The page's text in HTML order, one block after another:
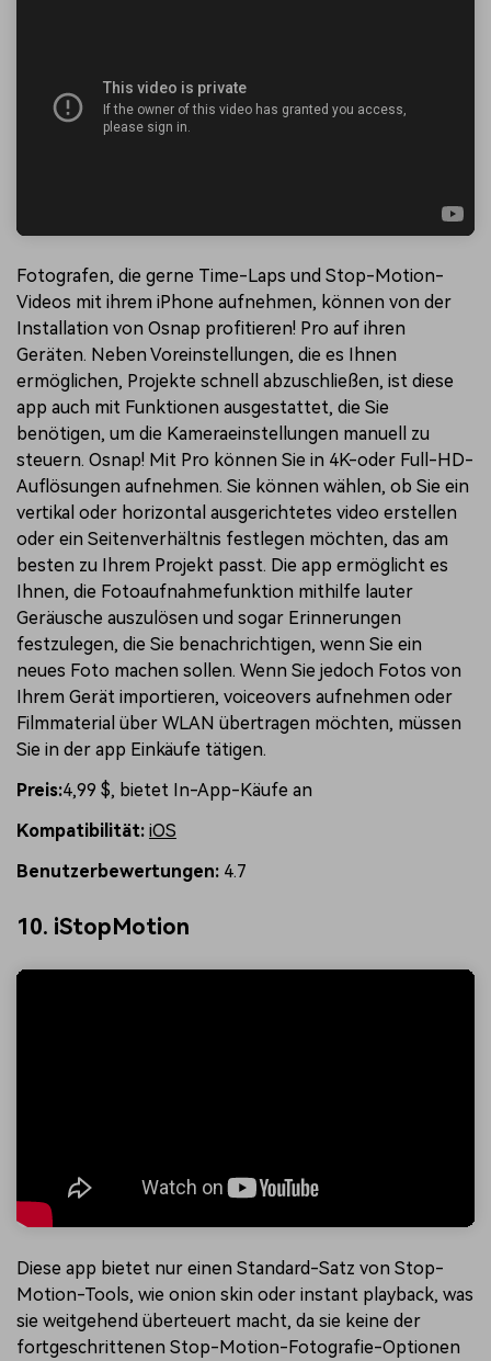
Fotografen, die gerne Time-Laps und Stop-Motion-
Videos mit ihrem iPhone aufnehmen, können von der
Installation von Osnap profitieren! Pro auf ihren
Geräten. Neben Voreinstellungen, die es Ihnen
ermöglichen, Projekte schnell abzuschließen, ist diese
app auch mit Funktionen ausgestattet, die Sie
benötigen, um die Kameraeinstellungen manuell zu
steuern. Osnap! Mit Pro können Sie in 4K-oder Full-HD-
Auflösungen aufnehmen. Sie können wählen, ob Sie ein
vertikal oder horizontal ausgerichtetes video erstellen
oder ein Seitenverhältnis festlegen möchten, das am
besten zu Ihrem Projekt passt. Die app ermöglicht es
Ihnen, die Fotoaufnahmefunktion mithilfe lauter
Geräusche auszulösen und sogar Erinnerungen
festzulegen, die Sie benachrichtigen, wenn Sie ein
neues Foto machen sollen. Wenn Sie jedoch Fotos von
Ihrem Gerät importieren, voiceovers aufnehmen oder
Filmmaterial über WLAN übertragen möchten, müssen
Sie in der app Einkäufe tätigen.
Preis:4,99 $, bietet In-App-Käufe an
Kompatibilität: iOS
Benutzerbewertungen: 4.7
10. iStopMotion
Diese app bietet nur einen Standard-Satz von Stop-
Motion-Tools, wie onion skin oder instant playback, was
sie weitgehend überteuert macht, da sie keine der
fortgeschrittenen Stop-Motion-Fotografie-Optionen